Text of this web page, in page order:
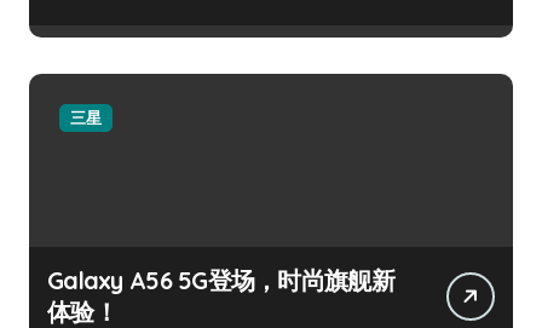
三星
Galaxy A56 5G登场，时尚旗舰新
体验！